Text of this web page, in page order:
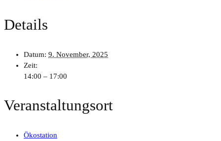
Details
Datum: 9. November, 2025
Zeit:
14:00 – 17:00
Veranstaltungsort
Ökostation